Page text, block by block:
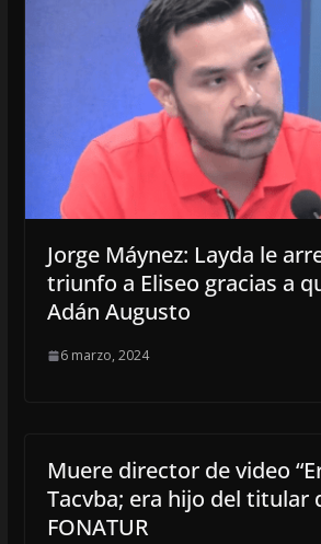
Jorge Máynez: Layda le
triunfo a Eliseo gracias a
Adán Augusto
6 marzo, 2024
Muere director de video
Tacvba; era hijo del titular
FONATUR